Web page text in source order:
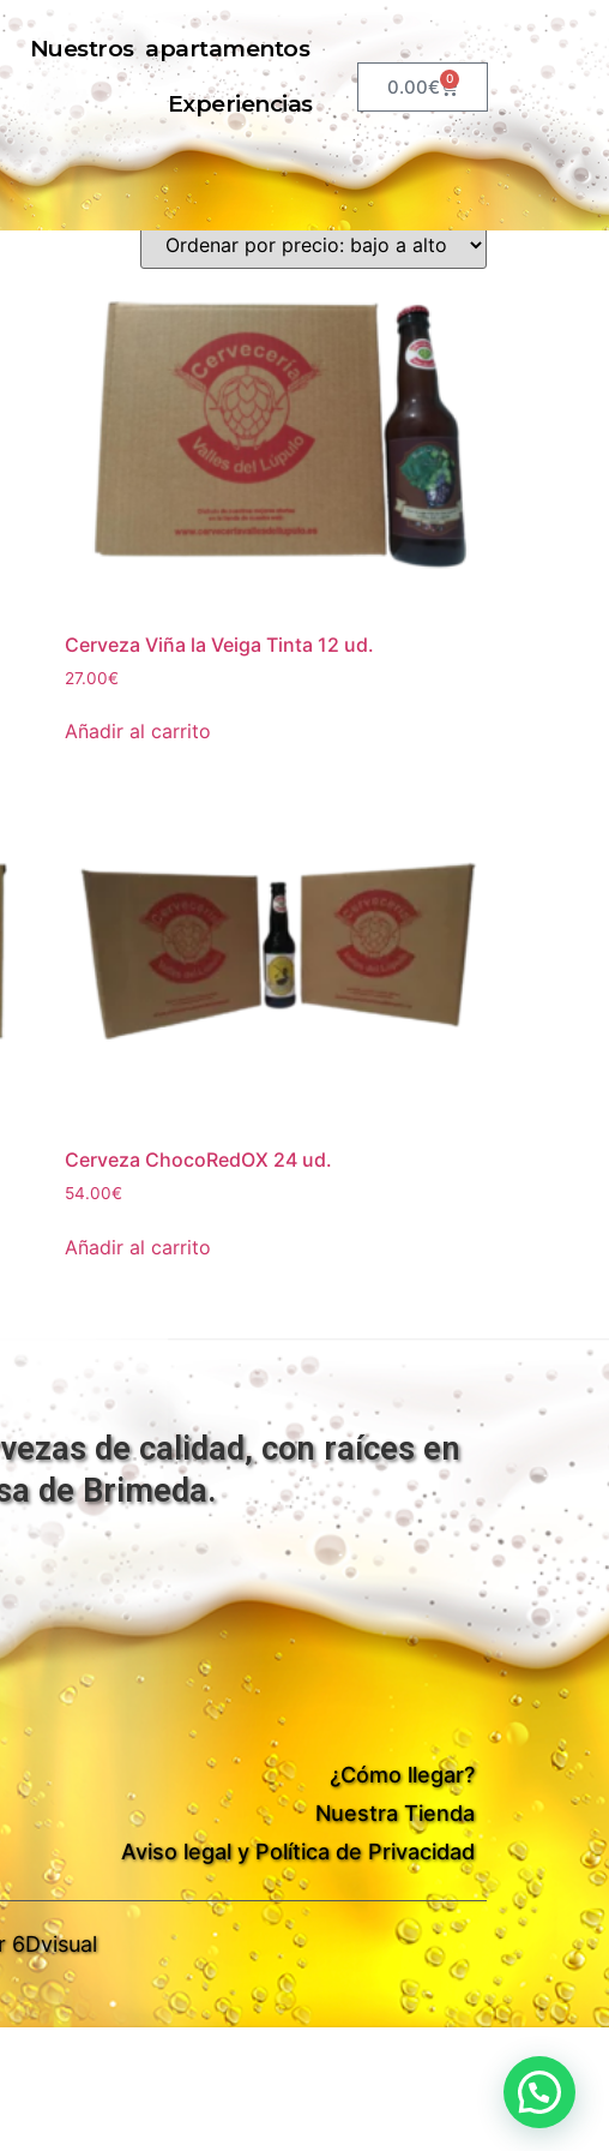
Nuestros apartamentos
Experiencias
0.00€ 0
Cerveza Viña la Veiga Tinta 12 ud.
27.00€
Añadir al carrito
Cerveza ChocoRedOX 24 ud.
54.00€
Añadir al carrito
de calidad, con raíces en
de Brimeda.
¿Cómo llegar?
Nuestra Tienda
Aviso legal y Política de Privacidad
6Dvisual